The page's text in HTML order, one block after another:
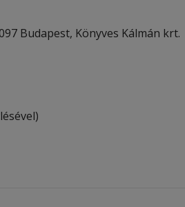
Budapest, Könyves Kálmán krt.